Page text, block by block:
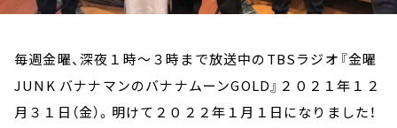
毎週金曜、深夜１時～３時まで放送中のTBSラジオ『金曜
JUNK バナナマンのバナナムーンGOLD』２０２１年１２
月３１日（金）。明けて２０２２年１月１日になりました！